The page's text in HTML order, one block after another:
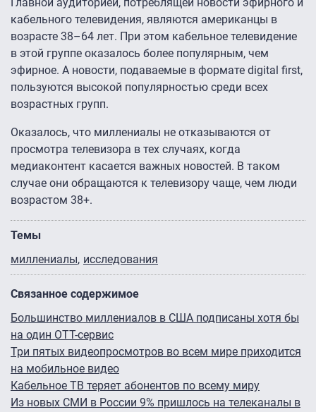
Главной аудиторией, потреблящей новости эфирного и
кабельного телевидения, являются американцы в
возрасте 38–64 лет. При этом кабельное телевидение
в этой группе оказалось более популярным, чем
эфирное. А новости, подаваемые в формате digital first,
пользуются высокой популярностью среди всех
возрастных групп.
Оказалось, что миллениалы не отказываются от
просмотра телевизора в тех случаях, когда
медиаконтент касается важных новостей. В таком
случае они обращаются к телевизору чаще, чем люди
возрастом 38+.
Темы
миллениалы исследования
Связанное содержимое
Большинство миллениалов в США подписаны хотя бы
на один OTT-сервис
Три пятых видеопросмотров во всем мире приходится
на мобильное видео
Кабельное ТВ теряет абонентов по всему миру
Из новых СМИ в России 9% пришлось на телеканалы в